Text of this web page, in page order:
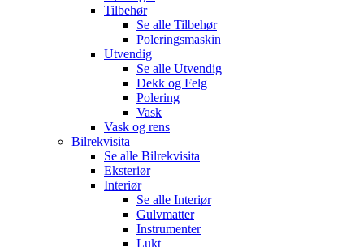
Tilbehør
Se alle Tilbehør
Poleringsmaskin
Utvendig
Se alle Utvendig
Dekk og Felg
Polering
Vask
Vask og rens
Bilrekvisita
Se alle Bilrekvisita
Eksteriør
Interiør
Se alle Interiør
Gulvmatter
Instrumenter
Lukt